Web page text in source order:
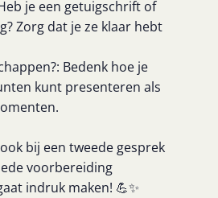
je een getuigschrift of
Zorg dat je ze klaar hebt
Bedenk hoe je
kunt presenteren als
bij een tweede gesprek
voorbereiding
indruk maken! 💪✨